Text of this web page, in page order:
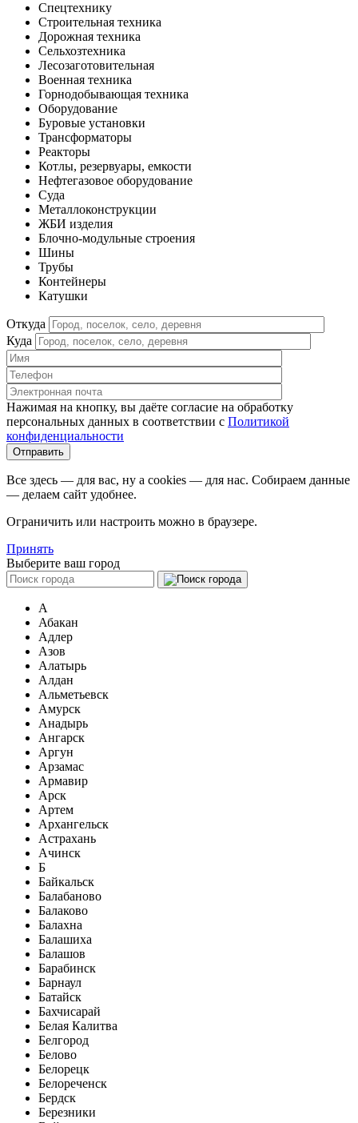
Спецтехнику
Строительная техника
Дорожная техника
Сельхозтехника
Лесозаготовительная
Военная техника
Горнодобывающая техника
Оборудование
Буровые установки
Трансформаторы
Реакторы
Котлы, резервуары, емкости
Нефтегазовое оборудование
Cуда
Металлоконструкции
ЖБИ изделия
Блочно-модульные строения
Шины
Трубы
Контейнеры
Катушки
Откуда
Куда
Нажимая на кнопку, вы даёте согласие на обработку
персональных данных в соответствии c Политикой
конфиденциальности
Все здесь — для вас, ну а cookies — для нас. Собираем данные
— делаем сайт удобнее.
Ограничить или настроить можно в браузере.
Принять
Выберите ваш город
А
Абакан
Адлер
Азов
Алатырь
Алдан
Альметьевск
Амурск
Анадырь
Ангарск
Аргун
Арзамас
Армавир
Арск
Артем
Архангельск
Астрахань
Ачинск
Б
Байкальск
Балабаново
Балаково
Балахна
Балашиха
Балашов
Барабинск
Барнаул
Батайск
Бахчисарай
Белая Калитва
Белгород
Белово
Белорецк
Белореченск
Бердск
Березники